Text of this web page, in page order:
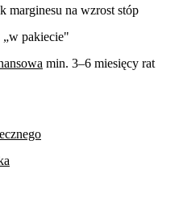
marginesu na wzrost stóp
pakiecie"
min. 3–6 miesięcy rat